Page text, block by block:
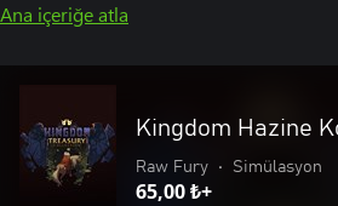
Ana içeriğe atla
Kingdom Hazine
Raw Fury • Simülasyon
65,00 ₺+